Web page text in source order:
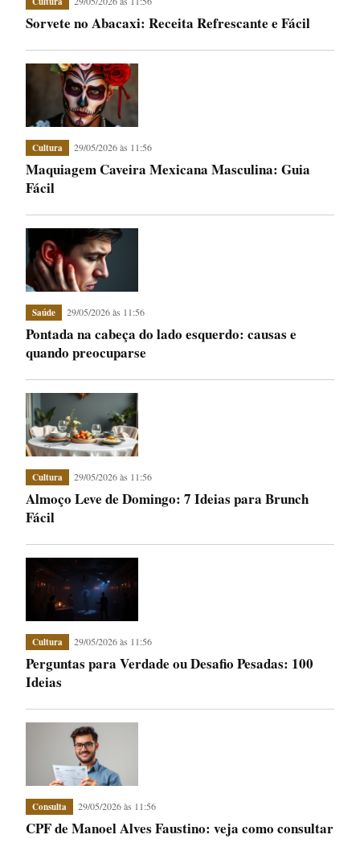
Sorvete no Abacaxi: Receita Refrescante e Fácil
Cultura 29/05/2026 às 11:56
Maquiagem Caveira Mexicana Masculina: Guia
Fácil
Saúde 29/05/2026 às 11:56
Pontada na cabeça do lado esquerdo: causas e
quando preocuparse
Cultura 29/05/2026 às 11:56
Almoço Leve de Domingo: 7 Ideias para Brunch
Fácil
Cultura 29/05/2026 às 11:56
Perguntas para Verdade ou Desafio Pesadas: 100
Ideias
Consulta 29/05/2026 às 11:56
CPF de Manoel Alves Faustino: veja como consultar